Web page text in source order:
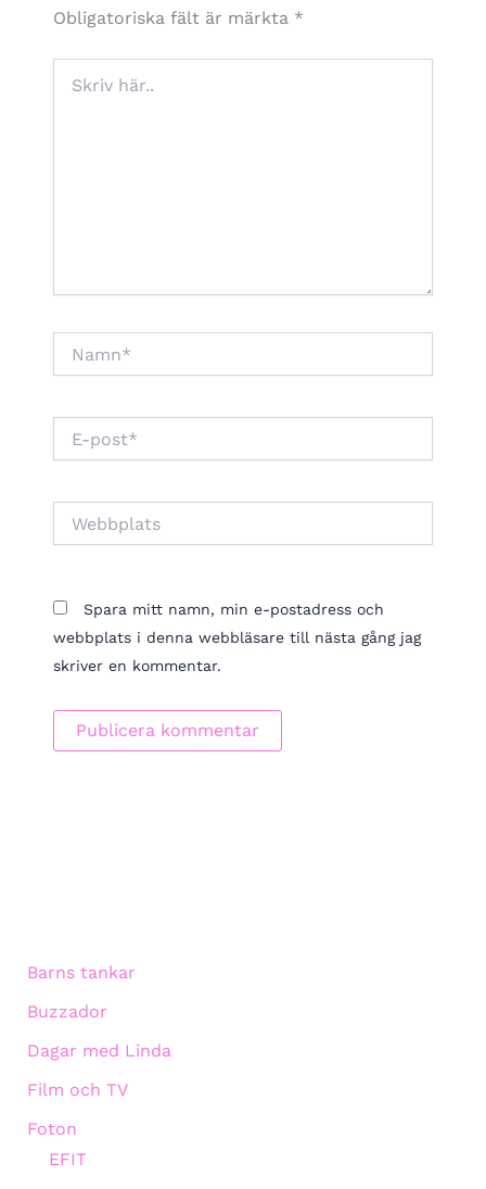
Obligatoriska fält är märkta *
här..
post*
Spara mitt namn, min e-postadress och
webbplats i denna webbläsare till nästa gång jag
skriver en kommentar.
Barns tankar
Buzzador
Dagar med Linda
Film och TV
Foton
EFIT